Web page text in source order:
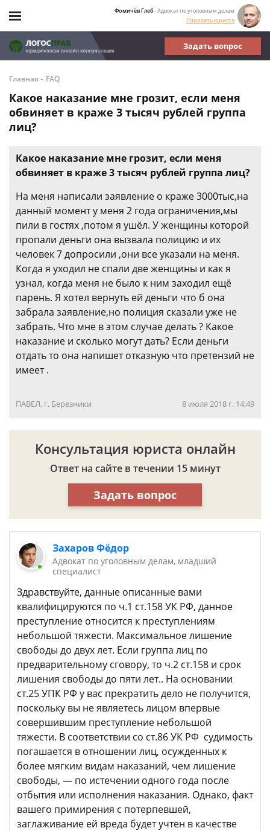
Фомичёв Глеб- Адвокат по уголовным делам
Спросить юриста
Задать вопрос
Главная - FAQ
Какое наказание мне грозит, если меня
обвиняет в краже 3 тысяч рублей группа
лиц?
Какое наказание мне грозит, если меня
обвиняет в краже 3 тысяч рублей группа лиц?
На меня написали заявление о краже 3000тыс,на
данный момент у меня 2 года ограничения,мы
пили в гостях ,потом я ушёл. У женщины которой
пропали деньги она вызвала полицию и их
человек 7 допросили ,они все указали на меня.
Когда я уходил не спали две женщины и как я
узнал, когда меня не было к ним заходил ещё
парень. Я хотел вернуть ей деньги что б она
забрала заявление,но полиция сказали уже не
забрать. Что мне в этом случае делать ? Какое
наказание и сколько могут дать? Если деньги
отдать то она напишет отказную что претензий не
имеет .
ПАВЕЛ, г. Березники 8 июля 2018 г. 14:49
Консультация юриста онлайн
Ответ на сайте в течении 15 минут
Задать вопрос
Захаров Фёдор
Адвокат по уголовным делам, младший
специалист
Здравствуйте, данные описанные вами
квалифицируются по ч.1 ст.158 УК РФ, данное
преступление относится к преступлениям
небольшой тяжести. Максимальное лишение
свободы до двух лет. Если группа лиц по
предварительному сговору, то ч.2 ст.158 и срок
лишения свободы до пяти лет.. На основании
ст.25 УПК РФ у вас прекратить дело не получится,
поскольку вы не являетесь лицом впервые
совершившим преступление небольшой
тяжести. В соответствии со ст.86 УК РФ судимость
погашается в отношении лиц, осужденных к
более мягким видам наказаний, чем лишение
свободы, — по истечении одного года после
отбытия или исполнения наказания. Однако, факт
вашего примирения с потерпевшей,
заглаживание ей вреда будет учтен в качестве